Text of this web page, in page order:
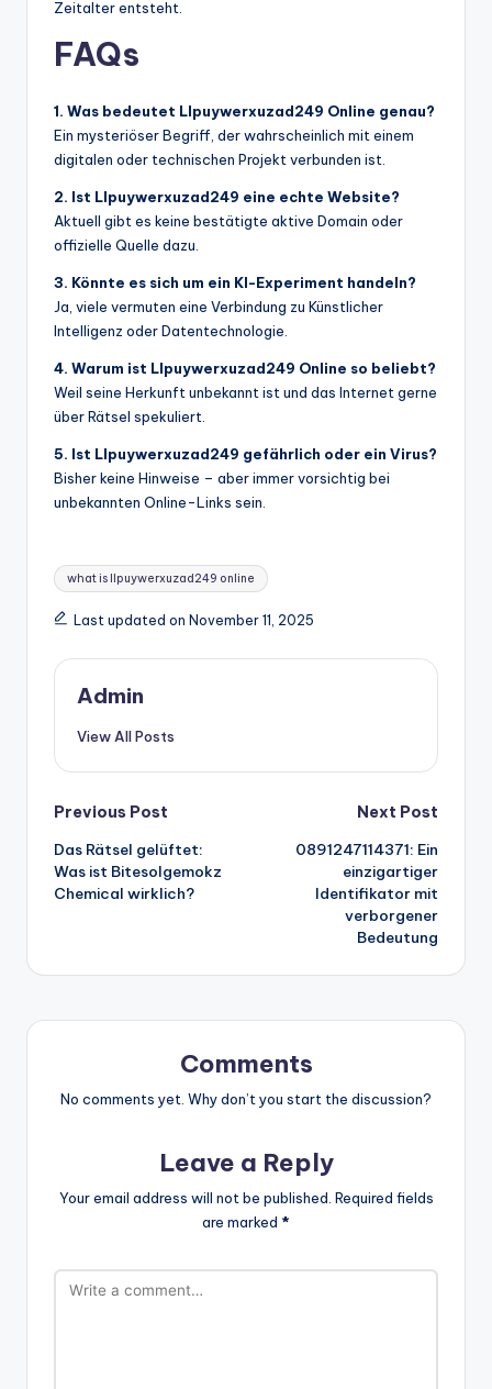
Zeitalter entsteht.
FAQs
1. Was bedeutet Llpuywerxuzad249 Online genau?
Ein mysteriöser Begriff, der wahrscheinlich mit einem
digitalen oder technischen Projekt verbunden ist.
2. Ist Llpuywerxuzad249 eine echte Website?
Aktuell gibt es keine bestätigte aktive Domain oder
offizielle Quelle dazu.
3. Könnte es sich um ein KI-Experiment handeln?
Ja, viele vermuten eine Verbindung zu Künstlicher
Intelligenz oder Datentechnologie.
4. Warum ist Llpuywerxuzad249 Online so beliebt?
Weil seine Herkunft unbekannt ist und das Internet gerne
über Rätsel spekuliert.
5. Ist Llpuywerxuzad249 gefährlich oder ein Virus?
Bisher keine Hinweise – aber immer vorsichtig bei
unbekannten Online-Links sein.
Tags:
what is llpuywerxuzad249 online
Last updated on November 11, 2025
Admin
View All Posts
Post
navigation
Previous Post
Das Rätsel gelüftet:
Was ist Bitesolgemokz
Chemical wirklich?
Next Post
0891247114371: Ein
einzigartiger
Identifikator mit
verborgener
Bedeutung
Comments
No comments yet. Why don’t you start the discussion?
Leave a Reply
Your email address will not be published. Required fields
are marked *